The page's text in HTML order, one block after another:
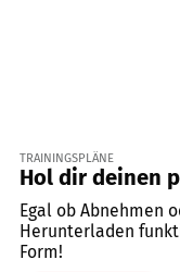
TRAININGSPLÄNE
Hol dir deinen
Egal ob Abnehmen
Herunterladen
Form!